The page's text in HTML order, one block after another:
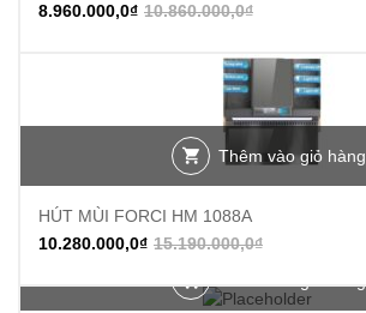
10.860.000,0₫
8.960.000,0₫
Thêm vào giỏ hàng
HÚT MÙI FORCI HM 1088A
15.190.000,0₫
10.280.000,0₫